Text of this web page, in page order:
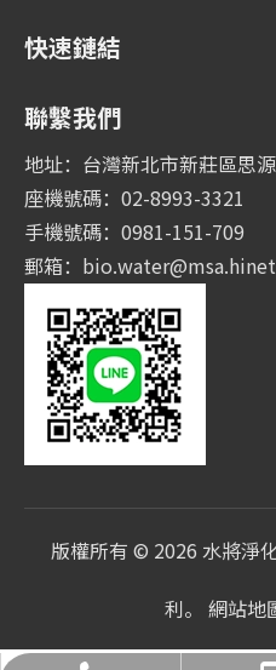
快速鏈結
聯繫我們
地址：台灣新北市新莊區思
座機號碼：02-8993-3321
手機號碼：0981-151-709
郵箱：
版權所有 © 2026 水將淨
利。 網站地